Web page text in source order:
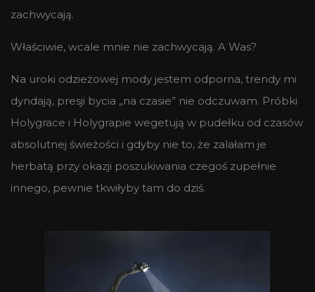
zachwycają.
Właściwie, wcale mnie nie zachwycają. A Was?
Na uroki odzieżowej mody jestem odporna, trendy mi
dyndają, presji bycia „na czasie” nie odczuwam. Próbki
Holygrace i Holygrapie wegetują w pudełku od czasów
absolutnej świeżości i gdyby nie to, że zalałam je
herbatą przy okazji poszukiwania czegoś zupełnie
innego, pewnie tkwiłyby tam do dziś.